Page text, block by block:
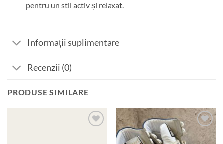
pentru un stil activ și relaxat.
Informații suplimentare
Recenzii (0)
PRODUSE SIMILARE
Add to
wishlist